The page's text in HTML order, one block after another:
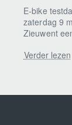
E-bike
zaterdag 9
Zieuwent
Verder lezen